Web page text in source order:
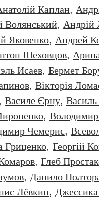
Каплан,
Волянський, Андрій
Яковенко, Андрей
Шеховцов,
Исаев, Бермет
, Вікторія
Василе Єрну,
,
Чемерис,
Гриценко, Георгiй
, Глеб
, Данило
Лёвкин,